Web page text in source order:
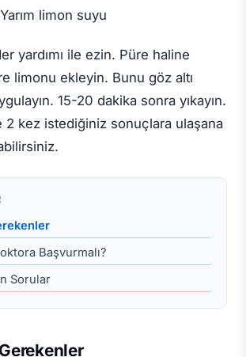
limon suyu
yardımı ile ezin. Püre haline
limonu ekleyin. Bunu göz altı
15-20 dakika sonra yıkayın.
2 kez istediğiniz sonuçlara ulaşana
Başvurmalı?
Sorular